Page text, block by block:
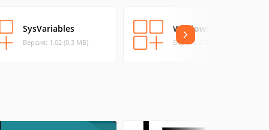
SysVariables
Версия: 1.02 (0.3 МБ)
Windows Controller
Версия: 2.0.0.50 (0.39 МБ)